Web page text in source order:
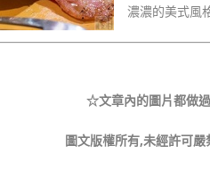
濃濃的美式風
☆文章內的圖片都做
圖文版權所有,未經許可